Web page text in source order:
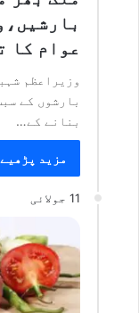
عوام کا
وزیراعظم
بارشوں کے
بنانے کے…
مزید پڑھیے
11 جولائی